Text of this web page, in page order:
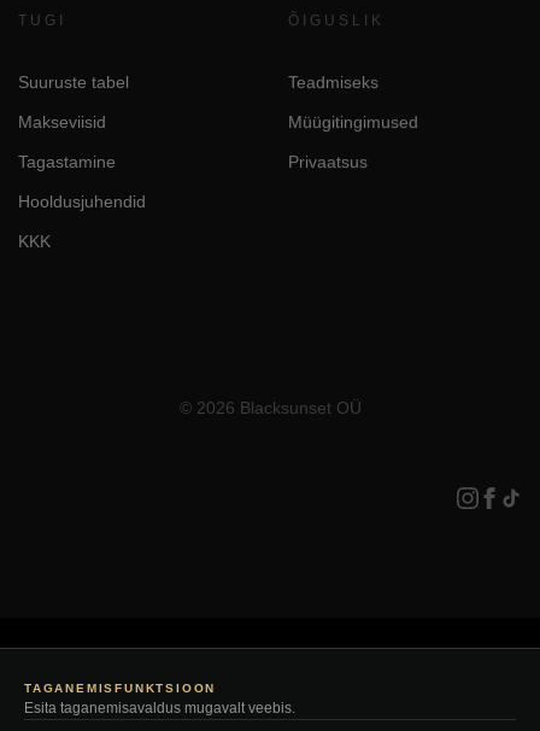
TUGI
Suuruste tabel
Makseviisid
Tagastamine
Hooldusjuhendid
KKK
ÕIGUSLIK
Teadmiseks
Müügitingimused
Privaatsus
© 2026 Blacksunset OÜ
TAGANEMISFUNKTSIOON
Esita taganemisavaldus mugavalt veebis.